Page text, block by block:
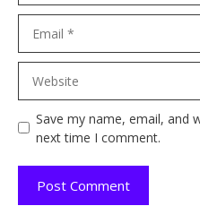
Save my name, email, and
next time I comment.